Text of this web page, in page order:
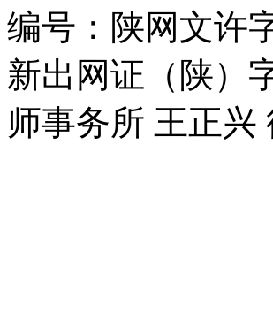
编号：陕网文许
新出网证（陕）
师事务所 王正兴